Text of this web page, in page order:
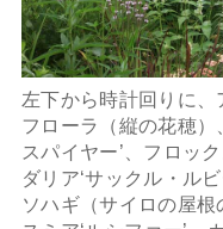
左下から時計回りに
フローラ（縦の花穂）
スパイヤー’、フロッ
ダリア‘サックル・ル
ソハギ（サイロの屋